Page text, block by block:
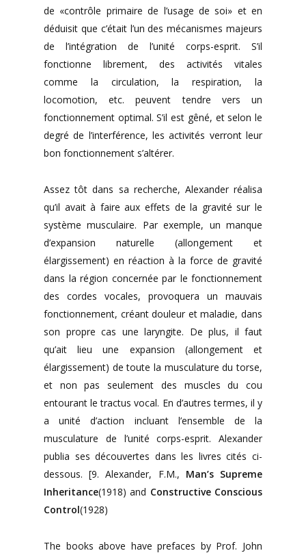
de «contrôle primaire de l’usage de soi» et en
déduisit que c’était l’un des mécanismes majeurs
de l’intégration de l’unité corps-esprit. S’il
fonctionne librement, des activités vitales
comme la circulation, la respiration, la
locomotion, etc. peuvent tendre vers un
fonctionnement optimal. S’il est gêné, et selon le
degré de l’interférence, les activités verront leur
bon fonctionnement s’altérer.
Assez tôt dans sa recherche, Alexander réalisa
qu’il avait à faire aux effets de la gravité sur le
système musculaire. Par exemple, un manque
d’expansion naturelle (allongement et
élargissement) en réaction à la force de gravité
dans la région concernée par le fonctionnement
des cordes vocales, provoquera un mauvais
fonctionnement, créant douleur et maladie, dans
son propre cas une laryngite. De plus, il faut
qu’ait lieu une expansion (allongement et
élargissement) de toute la musculature du torse,
et non pas seulement des muscles du cou
entourant le tractus vocal. En d’autres termes, il y
a unité d’action incluant l’ensemble de la
musculature de l’unité corps-esprit. Alexander
publia ses découvertes dans les livres cités ci-
dessous. [9. Alexander, F.M., Man’s Supreme
Inheritance(1918) and Constructive Conscious
Control(1928)
The books above have prefaces by Prof. John